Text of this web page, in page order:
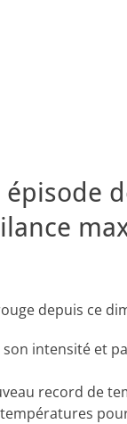
depuis ce
intensité et
record de